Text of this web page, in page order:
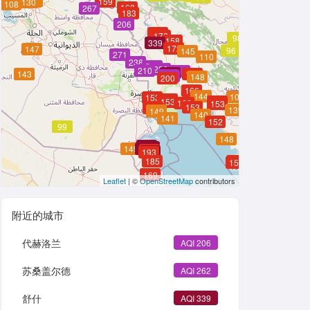
149
108
403
271
169
385
143
96
193
102
99
216
403
238
185
472
143
98
311
99 152
153
403
169
385
139
210
193
385
267
200
403
385
168
144
385
206
172
339
183
152
155
153
153
141
148
253
158
145 110
153
172
165
472
147
157
262
144
152
166
140
153
149
151
239
148
168
253
253
340
149
Leaflet | ©OpenStreetMapcontributors
附近的城市
代赫洛兰 AQI 206
苏桑盖尔德 AQI 262
舒什 AQI 339